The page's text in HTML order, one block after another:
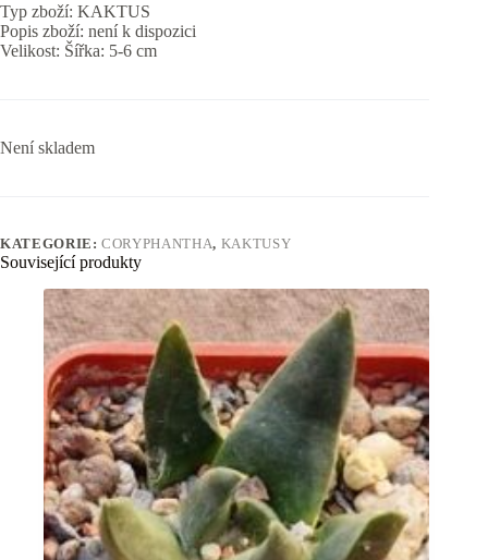
Typ zboží: KAKTUS
Popis zboží: není k dispozici
Velikost: Šířka: 5-6 cm
Není skladem
KATEGORIE:CORYPHANTHA, KAKTUSY
Související produkty